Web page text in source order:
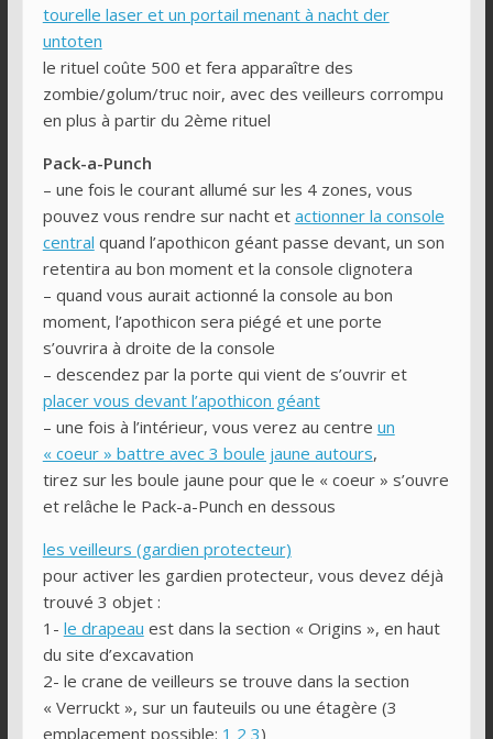
tourelle laser et un portail menant à nacht der
untoten
le rituel coûte 500 et fera apparaître des
zombie/golum/truc noir, avec des veilleurs corrompu
en plus à partir du 2ème rituel
Pack-a-Punch
– une fois le courant allumé sur les 4 zones, vous
pouvez vous rendre sur nacht et actionner la console
central quand l’apothicon géant passe devant, un son
retentira au bon moment et la console clignotera
– quand vous aurait actionné la console au bon
moment, l’apothicon sera piégé et une porte
s’ouvrira à droite de la console
– descendez par la porte qui vient de s’ouvrir et
placer vous devant l’apothicon géant
– une fois à l’intérieur, vous verez au centre un
« coeur » battre avec 3 boule jaune autours,
tirez sur les boule jaune pour que le « coeur » s’ouvre
et relâche le Pack-a-Punch en dessous
les veilleurs (gardien protecteur)
pour activer les gardien protecteur, vous devez déjà
trouvé 3 objet :
1- le drapeau est dans la section « Origins », en haut
du site d’excavation
2- le crane de veilleurs se trouve dans la section
« Verruckt », sur un fauteuils ou une étagère (3
emplacement possible: 1 2 3)